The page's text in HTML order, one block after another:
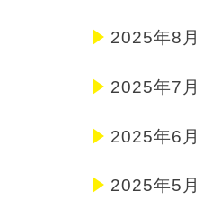
2025年8月
2025年7月
2025年6月
2025年5月